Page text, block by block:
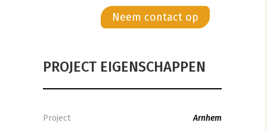
Neem contact op
PROJECT EIGENSCHAPPEN
Project Arnhem